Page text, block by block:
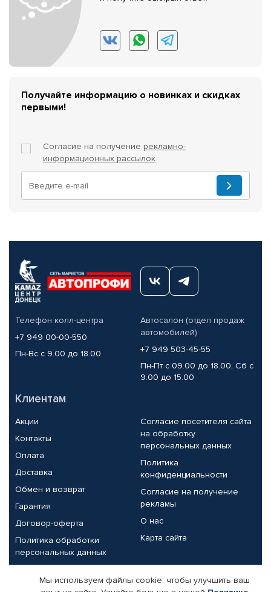
Получайте информацию о новинках и скидках
первыми!
Согласие на получение рекламно-
информационных рассылок
Телефон колл-центра
+7 949 00-00-550
Пн-Вс с 9.00 до 18.00
Автосалон (отдел продаж
автомобилей)
+7 949 503-45-55
Пн-Пт с 09.00 до 18.00, Сб с
9.00 до 15.00
Клиентам
Акции
Контакты
Оплата
Доставка
Обмен и возврат
Гарантия
Договор-оферта
Политика обработки
персональных данных
Согласие посетителя сайта
на обработку
персональных данных
Политика
конфиденциальности
Согласие на получение
рекламы
О нас
Карта сайта
Партнерам
Мы используем файлы cookie, чтобы улучшить ваш